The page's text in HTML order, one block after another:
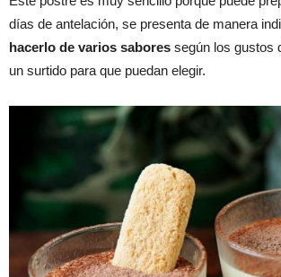
días de antelación, se presenta de manera
hacerlo de varios sabores según los gustos
un surtido para que puedan elegir.